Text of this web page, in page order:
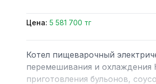
Цена: 5 581 700 тг
Котел пищеварочный
перемешивания и
приготовления бульонов,